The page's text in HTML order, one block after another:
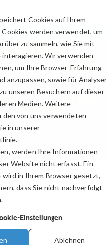
Cookies auf Ihrem
Cookies werden verwendet, um
zu sammeln, wie Sie mit
Wir verwenden
um Ihre Browser-Erfahrung
anzupassen, sowie für
unseren Besuchern auf dieser
Medien. Weitere
den von uns verwendeten
in unserer
werden Ihre Informationen
Website nicht erfasst. Ein
wird in Ihrem Browser gesetzt,
dass Sie nicht nachverfolgt
Einstellungen
Ablehnen
ANMELDEN
Blog
per E-Mail erhalten